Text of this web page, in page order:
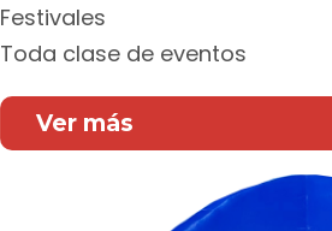
Festivales
Toda clase de eventos
Ver más